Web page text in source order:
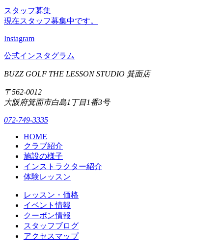
スタッフ募集
現在スタッフ募集中です。
Instagram
公式インスタグラム
BUZZ GOLF THE LESSON STUDIO 箕面店
〒562-0012
大阪府箕面市白島1丁目1番3号
072-749-3335
HOME
クラブ紹介
施設の様子
インストラクター紹介
体験レッスン
レッスン・価格
イベント情報
クーポン情報
スタッフブログ
アクセスマップ